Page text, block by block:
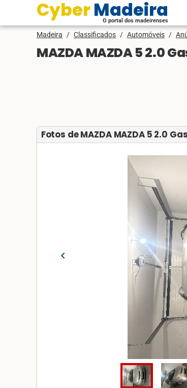
Cyber Madeira
O portal dos madeirenses
Madeira / Classificados / Automóveis /
MAZDA MAZDA 5 2.0
Fotos de MAZDA MAZDA 5 2.0
chevron_left